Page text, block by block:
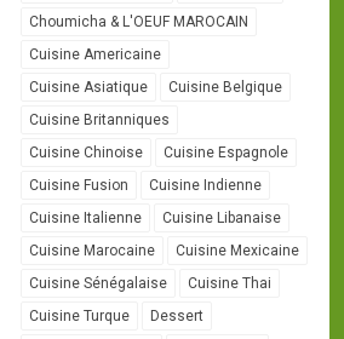
Choumicha & L'OEUF MAROCAIN
Cuisine Americaine
Cuisine Asiatique
Cuisine Belgique
Cuisine Britanniques
Cuisine Chinoise
Cuisine Espagnole
Cuisine Fusion
Cuisine Indienne
Cuisine Italienne
Cuisine Libanaise
Cuisine Marocaine
Cuisine Mexicaine
Cuisine Sénégalaise
Cuisine Thai
Cuisine Turque
Dessert